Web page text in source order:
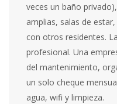
veces un baño
amplias, salas de
con otros residentes.
profesional. Una
del mantenimiento,
un solo cheque
agua, wifi y limpieza.